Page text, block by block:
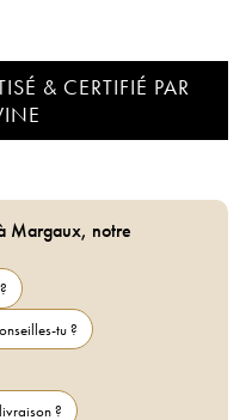
& CERTIFIÉ PAR
Margaux, notre
tu ?
?